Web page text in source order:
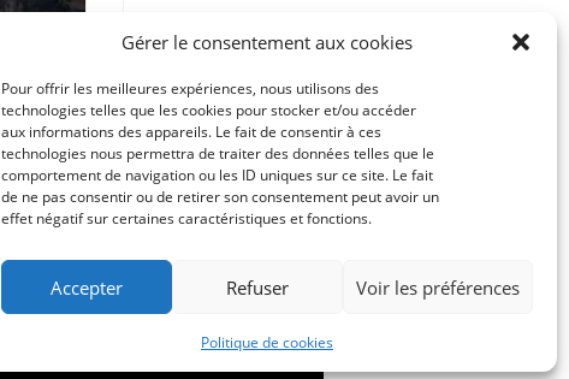
Gérer le consentement aux cookies
Pour offrir les meilleures expériences, nous utilisons des
technologies telles que les cookies pour stocker et/ou accéder
aux informations des appareils. Le fait de consentir à ces
technologies nous permettra de traiter des données telles que le
comportement de navigation ou les ID uniques sur ce site. Le fait
de ne pas consentir ou de retirer son consentement peut avoir un
effet négatif sur certaines caractéristiques et fonctions.
Accepter Refuser Voir les préférences
Politique de cookies